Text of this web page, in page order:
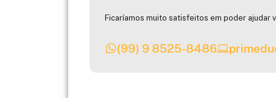
Ficaríamos muito satisfeitos em poder ajudar
(99) 9 8525-8486